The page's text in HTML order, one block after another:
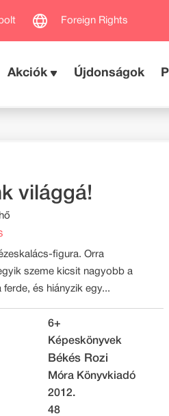
Foreign Rights
Akciók Újdonságok
világgá!
figura. Orra
szeme kicsit nagyobb a
ferde, és hiányzik egy...
6+
Képeskönyvek
Békés Rozi
Móra Könyvkiadó
2012.
48